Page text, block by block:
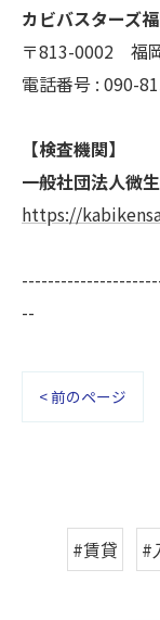
カビバスターズ
〒813-0002 福
電話番号 : 090-
【検査機関】
一般社団法人微
https://
--
< 前のページ
#賃貸 #